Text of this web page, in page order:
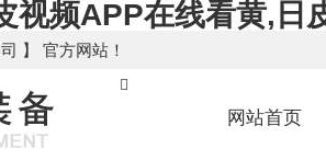
视频APP在线看黄,
官方网站！
网站首页